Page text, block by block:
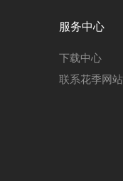
服务中心
下载中心
联系花季网